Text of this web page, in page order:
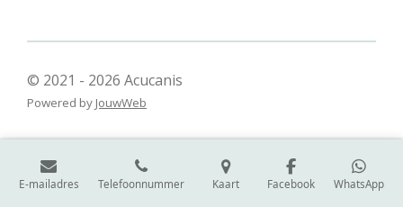
© 2021 - 2026 Acucanis
Powered by JouwWeb
E-mailadres Telefoonnummer Kaart Facebook WhatsApp